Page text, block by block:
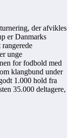
der afvikles
er Danmarks
rangerede
unge
for fodbold med
klangbund under
1.000 hold fra
35.000 deltagere,